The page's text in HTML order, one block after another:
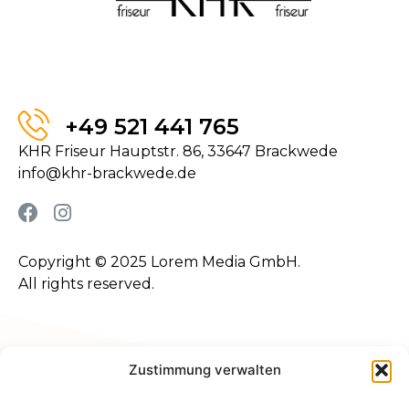
Zustimmung verwalten
+49 521 441 765
KHR Friseur Hauptstr. 86, 33647 Brackwede
info@khr-brackwede.de
Copyright © 2025 Lorem Media GmbH.
All rights reserved.
KONTAKT